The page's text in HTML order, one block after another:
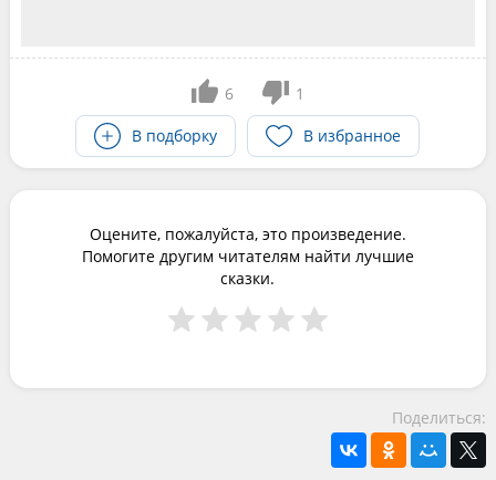
6
1
В подборку
В избранное
Оцените, пожалуйста, это произведение.
Помогите другим читателям найти лучшие
сказки.
Поделиться: